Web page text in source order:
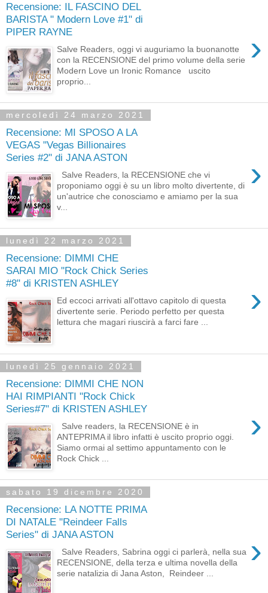
Recensione: IL FASCINO DEL
BARISTA " Modern Love #1" di
PIPER RAYNE
›
Salve Readers, oggi vi auguriamo la buonanotte
con la RECENSIONE del primo volume della serie
Modern Love un Ironic Romance uscito
proprio...
mercoledì 24 marzo 2021
Recensione: MI SPOSO A LA
VEGAS "Vegas Billionaires
Series #2" di JANA ASTON
›
Salve Readers, la RECENSIONE che vi
proponiamo oggi è su un libro molto divertente, di
un'autrice che conosciamo e amiamo per la sua
v...
lunedì 22 marzo 2021
Recensione: DIMMI CHE
SARAI MIO "Rock Chick Series
#8" di KRISTEN ASHLEY
›
Ed eccoci arrivati all'ottavo capitolo di questa
divertente serie. Periodo perfetto per questa
lettura che magari riuscirà a farci fare ...
lunedì 25 gennaio 2021
Recensione: DIMMI CHE NON
HAI RIMPIANTI "Rock Chick
Series#7" di KRISTEN ASHLEY
›
Salve readers, la RECENSIONE è in
ANTEPRIMA il libro infatti è uscito proprio oggi.
Siamo ormai al settimo appuntamento con le
Rock Chick ...
sabato 19 dicembre 2020
Recensione: LA NOTTE PRIMA
DI NATALE "Reindeer Falls
Series" di JANA ASTON
›
Salve Readers, Sabrina oggi ci parlerà, nella sua
RECENSIONE, della terza e ultima novella della
serie natalizia di Jana Aston, Reindeer ...